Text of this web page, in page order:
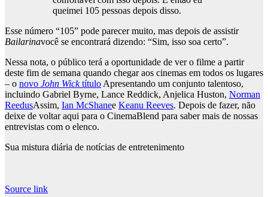
queimei 105 pessoas depois disso.
Esse número “105” pode parecer muito, mas depois de assistir
Bailarinavocê se encontrará dizendo: “Sim, isso soa certo”.
Nessa nota, o público terá a oportunidade de ver o filme a partir
deste fim de semana quando chegar aos cinemas em todos os lugares
– o novo John WicktítuloApresentando um conjunto talentoso,
incluindo Gabriel Byrne, Lance Reddick, Anjelica Huston, Norman
ReedusAssim, Ian McShanee Keanu Reeves. Depois de fazer, não
deixe de voltar aqui para o CinemaBlend para saber mais de nossas
entrevistas com o elenco.
Sua mistura diária de notícias de entretenimento
Source link